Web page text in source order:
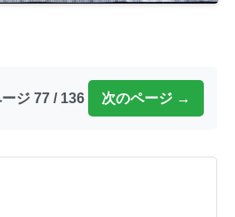
ジ 77 / 136 次のページ →